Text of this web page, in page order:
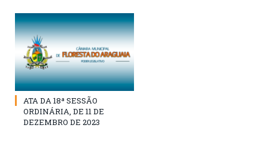
ATA DA 18ª SESSÃO
ORDINÁRIA, DE 11 DE
DEZEMBRO DE 2023